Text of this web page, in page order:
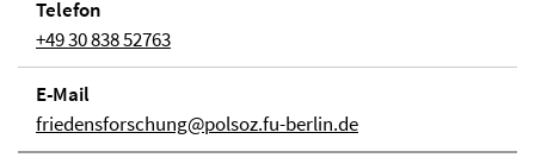
Telefon
+49 30 838 52763
E-Mail
friedensforschung@polsoz.fu-berlin.de